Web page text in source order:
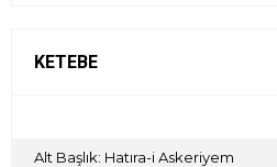
hatta en adi düşman kendi
bahânesiyle bölükten ayrıldım ve
KETEBE
Alt Başlık: Hatıra-i Askeriyem